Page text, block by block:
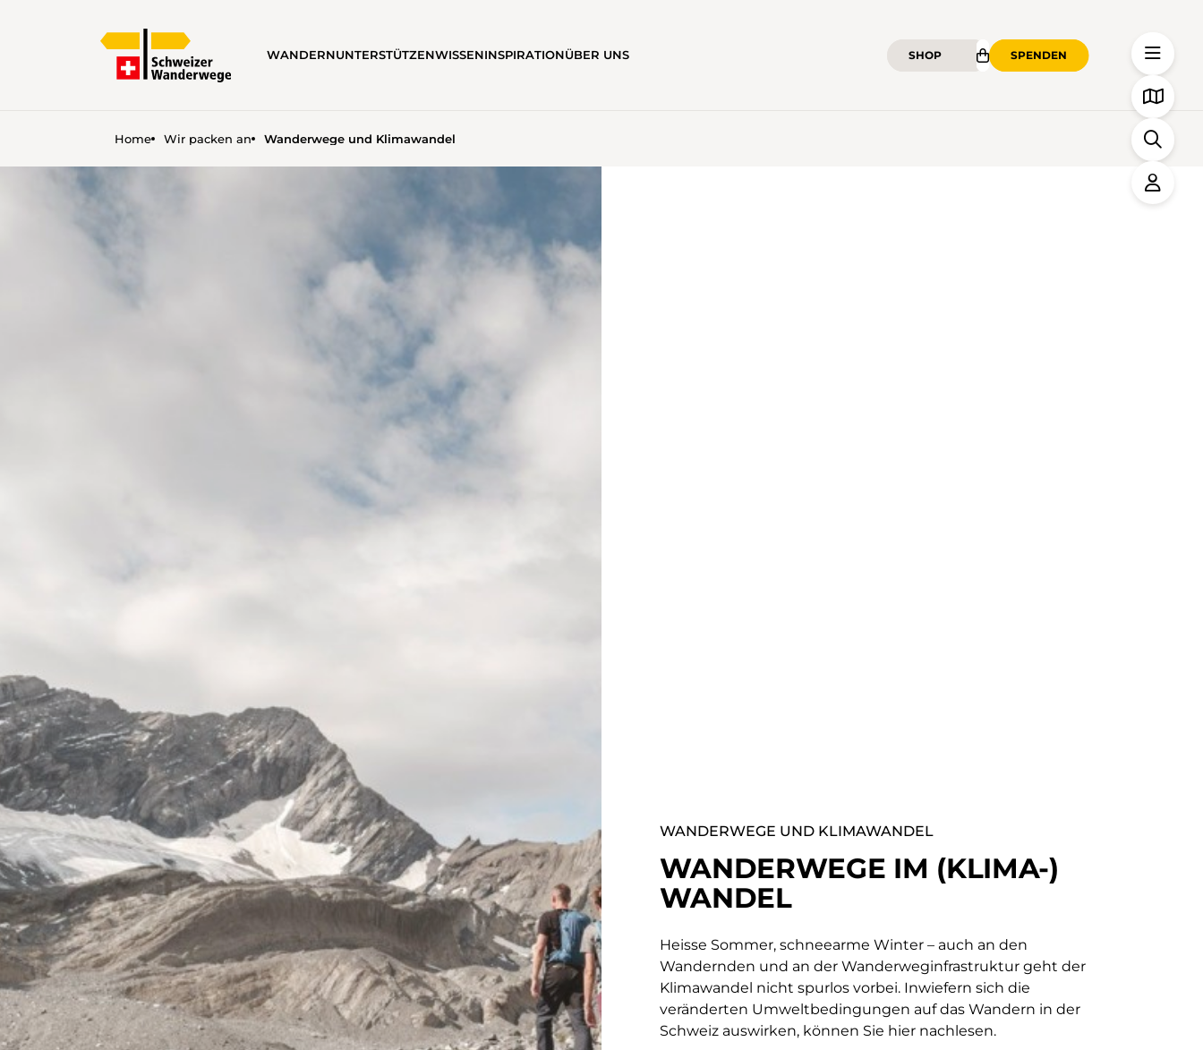
WANDERNUNTERSTÜTZENWISSENINSPIRATIONÜBER UNS SHOP SPENDEN
Home Wir packen an Wanderwege und Klimawandel
WANDERWEGE UND KLIMAWANDEL
WANDERWEGE UND KLIMAWANDEL
WANDERWEGE IM (KLIMA-)
WANDEL
Heisse Sommer, schneearme Winter – auch an den
Wandernden und an der Wanderweginfrastruktur geht der
Klimawandel nicht spurlos vorbei. Inwiefern sich die
veränderten Umweltbedingungen auf das Wandern in der
Schweiz auswirken, können Sie hier nachlesen.